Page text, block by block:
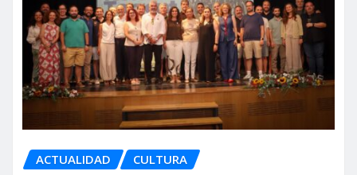
ACTUALIDAD CULTURA